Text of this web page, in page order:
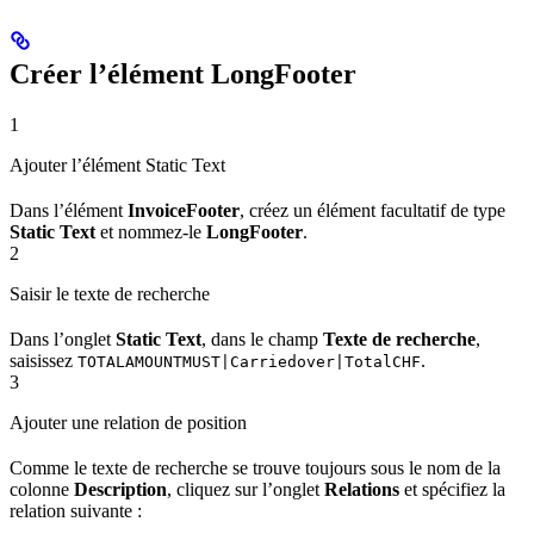
Créer l’élément LongFooter
1
Ajouter l’élément Static Text
Dans l’élément InvoiceFooter, créez un élément facultatif de type
Static Text et nommez-le LongFooter.
2
Saisir le texte de recherche
Dans l’onglet Static Text, dans le champ Texte de recherche,
saisissez TOTALAMOUNTMUST|Carriedover|TotalCHF.
3
Ajouter une relation de position
Comme le texte de recherche se trouve toujours sous le nom de la
colonne Description, cliquez sur l’onglet Relations et spécifiez la
relation suivante :